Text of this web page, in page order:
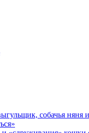
собачья няня